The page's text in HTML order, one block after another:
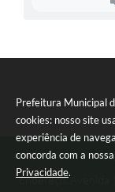
Prefeitura Municipal
cookies: nosso site
experiência de
concorda com a nossa
Privacidade.
Endereço: Avenida